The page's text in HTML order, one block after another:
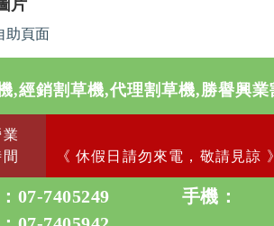
片
助頁面
,經銷割草機,代理割草機,勝譽興業
《 休假日請勿來電，敬請見諒 》
07-7405249
手機：